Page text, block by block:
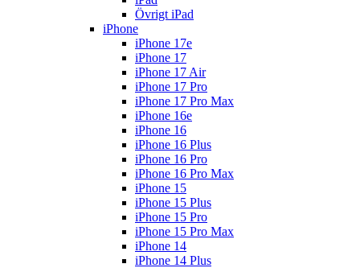
Övrigt iPad
iPhone
iPhone 17e
iPhone 17
iPhone 17 Air
iPhone 17 Pro
iPhone 17 Pro Max
iPhone 16e
iPhone 16
iPhone 16 Plus
iPhone 16 Pro
iPhone 16 Pro Max
iPhone 15
iPhone 15 Plus
iPhone 15 Pro
iPhone 15 Pro Max
iPhone 14
iPhone 14 Plus